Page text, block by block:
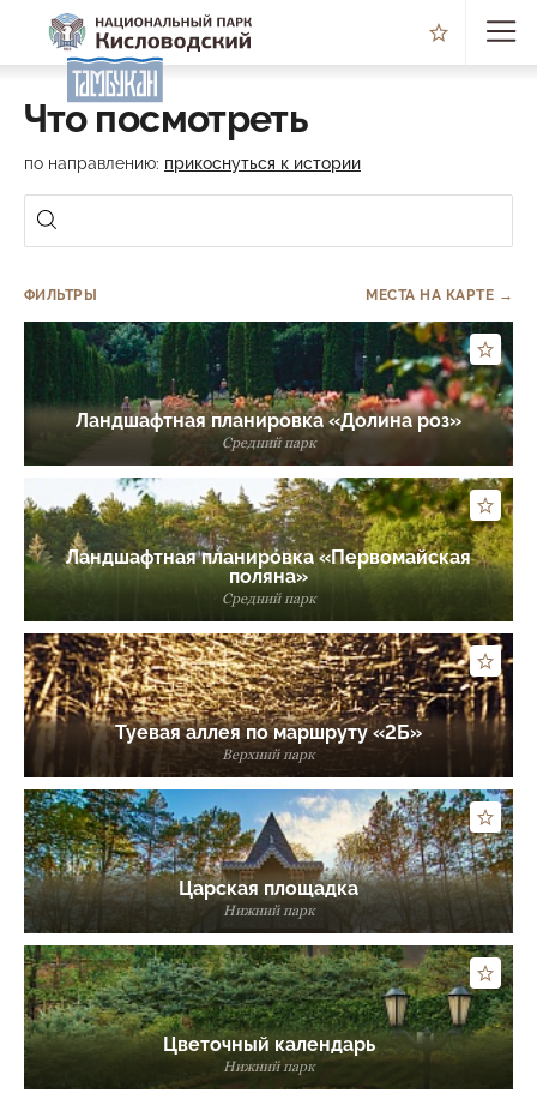
Что посмотреть
по направлению: прикоснуться к истории
МЕСТА НА КАРТЕ →
ФИЛЬТРЫ
Ландшафтная планировка «Долина роз»
Средний парк
Ландшафтная планировка «Первомайская
поляна»
Средний парк
Туевая аллея по маршруту «2Б»
Верхний парк
Царская площадка
Нижний парк
Цветочный календарь
Нижний парк